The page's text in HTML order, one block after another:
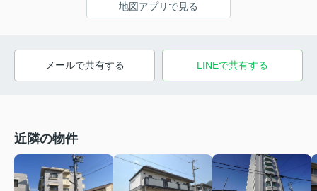
地図アプリで見る
メールで共有する LINEで共有する
近隣の物件